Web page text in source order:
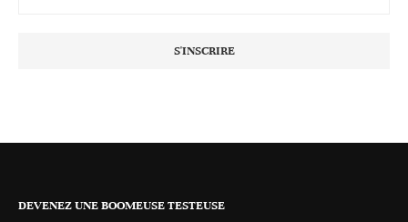
DEVENEZ UNE BOOMEUSE TESTEUSE